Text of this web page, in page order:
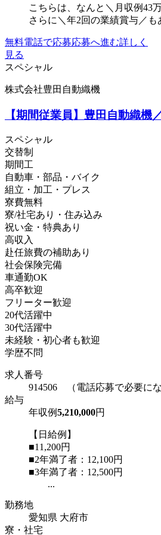
こちらは、なんと＼月収例43
さらに＼年2回の業績賞与／
無料電話で応募応募へ進む詳しく
見る
スペシャル
株式会社豊田自動織機
【期間従業員】豊田自動織
スペシャル
交替制
期間工
自動車・部品・バイク
組立・加工・プレス
寮費無料
寮/社宅あり・住み込み
祝い金・特典あり
高収入
赴任旅費の補助あり
社会保険完備
車通勤OK
高卒歓迎
フリーター歓迎
20代活躍中
30代活躍中
未経験・初心者も歓迎
学歴不問
求人番号
914506 （電話応募で必要にな
給与
年収例5,210,000円
【日給例】
■11,200円
■2年満了者：12,100円
■3年満了者：12,500円
...
勤務地
愛知県 大府市
寮・社宅